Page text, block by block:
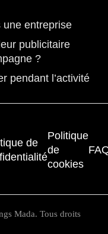
une entreprise
publicitaire
?
pendant l’activité
de
Politique
de
cookies
Mada. Tous droits